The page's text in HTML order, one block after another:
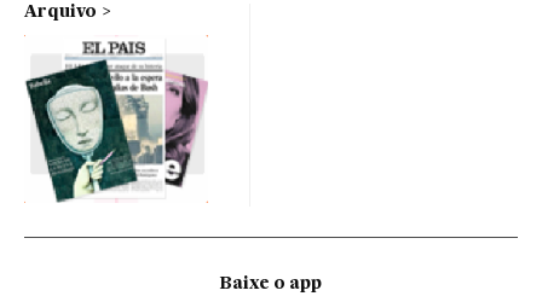
Arquivo
Baixe o app